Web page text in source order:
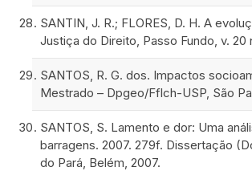
SANTIN, J. R.; FLORES, D. H. A
Justiça do Direito, Passo Fundo, v. 20
SANTOS, R. G. dos. Impactos
Mestrado – Dpgeo/Fflch-USP, São
SANTOS, S. Lamento e dor: Uma
barragens. 2007. 279f. Dissertação
do Pará, Belém, 2007.